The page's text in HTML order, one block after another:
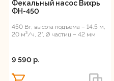
Фекальный насос Вихрь
ФН-450
450 Вт, высота подъема – 14.5 м,
20 м³/ч, 2”, Ø частиц – 42 мм
9 590 p.